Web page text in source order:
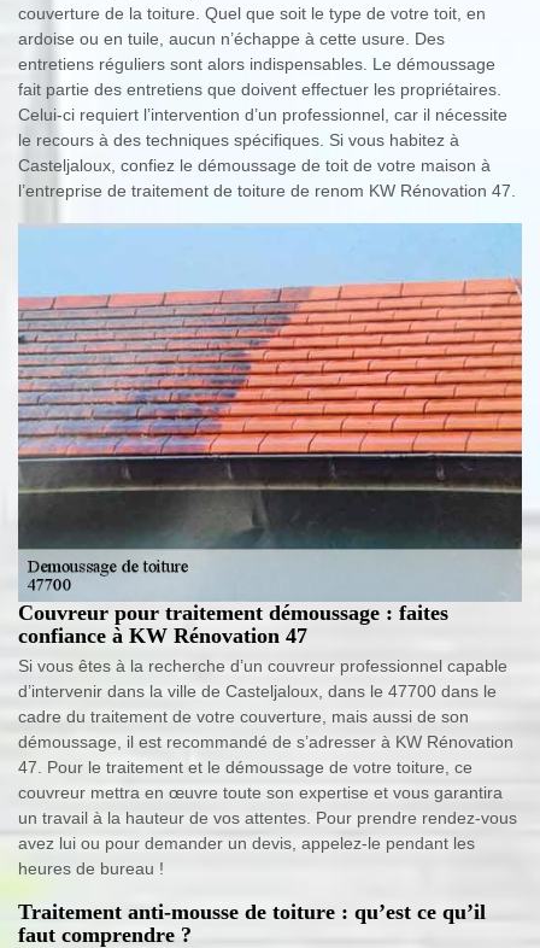
couverture de la toiture. Quel que soit le type de votre toit, en
ardoise ou en tuile, aucun n’échappe à cette usure. Des
entretiens réguliers sont alors indispensables. Le démoussage
fait partie des entretiens que doivent effectuer les propriétaires.
Celui-ci requiert l’intervention d’un professionnel, car il nécessite
le recours à des techniques spécifiques. Si vous habitez à
Casteljaloux, confiez le démoussage de toit de votre maison à
l’entreprise de traitement de toiture de renom KW Rénovation 47.
Couvreur pour traitement démoussage : faites
confiance à KW Rénovation 47
Si vous êtes à la recherche d’un couvreur professionnel capable
d’intervenir dans la ville de Casteljaloux, dans le 47700 dans le
cadre du traitement de votre couverture, mais aussi de son
démoussage, il est recommandé de s’adresser à KW Rénovation
47. Pour le traitement et le démoussage de votre toiture, ce
couvreur mettra en œuvre toute son expertise et vous garantira
un travail à la hauteur de vos attentes. Pour prendre rendez-vous
avez lui ou pour demander un devis, appelez-le pendant les
heures de bureau !
Traitement anti-mousse de toiture : qu’est ce qu’il
faut comprendre ?